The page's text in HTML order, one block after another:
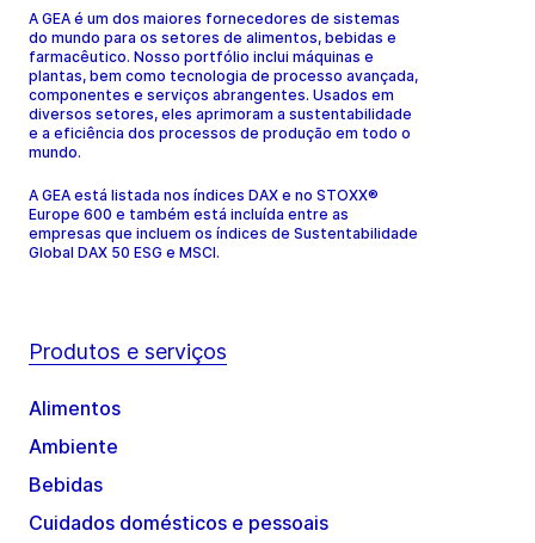
A GEA é um dos maiores fornecedores de sistemas
do mundo para os setores de alimentos, bebidas e
farmacêutico. Nosso portfólio inclui máquinas e
plantas, bem como tecnologia de processo avançada,
componentes e serviços abrangentes. Usados em
diversos setores, eles aprimoram a sustentabilidade
e a eficiência dos processos de produção em todo o
mundo.
A GEA está listada nos índices DAX e no STOXX®
Europe 600 e também está incluída entre as
empresas que incluem os índices de Sustentabilidade
Global DAX 50 ESG e MSCI.
Produtos e serviços
Alimentos
Ambiente
Bebidas
Cuidados domésticos e pessoais